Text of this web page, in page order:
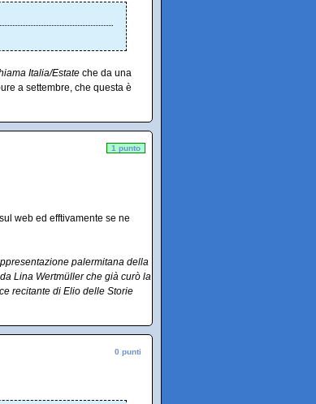
Italia/Estate che da una
a settembre, che questa è
1 punto
web ed efftivamente se ne
palermitana della
Lina Wertmüller che già curò la
recitante di Elio delle Storie
0 punti